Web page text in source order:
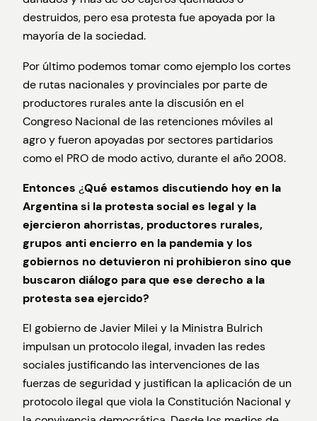
destruidos, pero esa protesta fue apoyada por la
mayoría de la sociedad.
Por último podemos tomar como ejemplo los cortes
de rutas nacionales y provinciales por parte de
productores rurales ante la discusión en el
Congreso Nacional de las retenciones móviles al
agro y fueron apoyadas por sectores partidarios
como el PRO de modo activo, durante el año 2008.
Entonces ¿Qué estamos discutiendo hoy en la
Argentina si la protesta social es legal y la
ejercieron ahorristas, productores rurales,
grupos anti encierro en la pandemia y los
gobiernos no detuvieron ni prohibieron sino que
buscaron diálogo para que ese derecho a la
protesta sea ejercido?
El gobierno de Javier Milei y la Ministra Bulrich
impulsan un protocolo ilegal, invaden las redes
sociales justificando las intervenciones de las
fuerzas de seguridad y justifican la aplicación de un
protocolo ilegal que viola la Constitución Nacional y